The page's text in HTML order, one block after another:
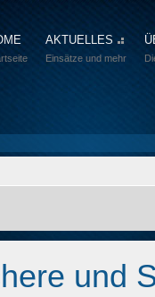
AKTUELLES
Einsätze und mehr
und